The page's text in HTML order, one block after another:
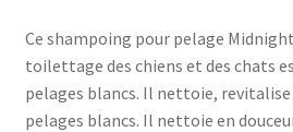
Ce shampoing pour pelage
toilettage des chiens et des chats
pelages blancs. Il nettoie,
pelages blancs. Il nettoie en